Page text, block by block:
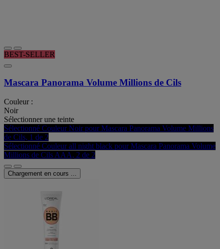
BEST-SELLER
Mascara Panorama Volume Millions de Cils
Couleur :
Noir
Sélectionner une teinte
Sélectionné Couleur Noir pour Mascara Panorama Volume Millions
de Cils, 1 de 2
Sélectionné Couleur all night black pour Mascara Panorama Volume
Millions de Cils AAA, 2 de 2
Chargement en cours ...